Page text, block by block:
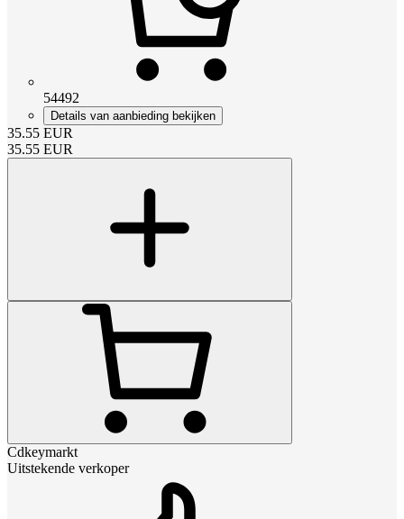
54492
Details van aanbieding bekijken
35.55 EUR
35.55 EUR
Cdkeymarkt
Uitstekende verkoper